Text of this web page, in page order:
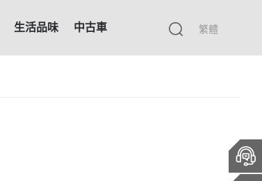
繁體
生活品味 中古車